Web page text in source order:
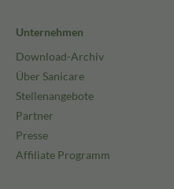
Unternehmen
Download-Archiv
Über Sanicare
Stellenangebote
Partner
Presse
Affiliate Programm